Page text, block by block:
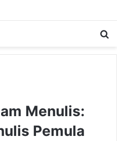
Menulis:
Pemula